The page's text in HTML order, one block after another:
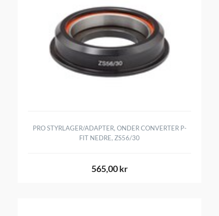
PRO STYRLAGER/ADAPTER, ONDER CONVERTER P-
FIT NEDRE, ZS56/30
565,00 kr